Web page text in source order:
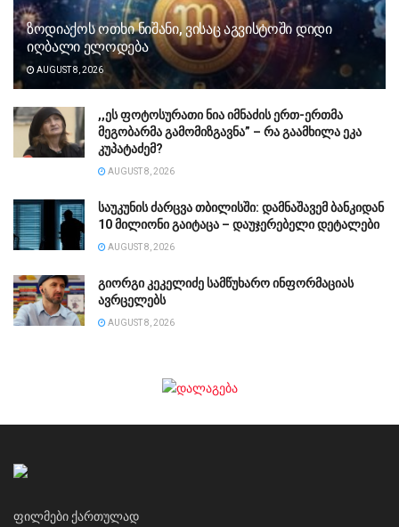
ზოდიაქოს ოთხი ნიშანი, ვისაც აგვისტოში დიდი
იღბალი ელოდება
AUGUST 8, 2026
,,ეს ფოტოსურათი ნია იმნაძის ერთ-ერთმა
მეგობარმა გამომიზგავნა” – რა გაამხილა ეკა
კუპატაძემ?
AUGUST 8, 2026
საუკუნის ძარცვა თბილისში: დამნაშავემ ბანკიდან
10 მილიონი გაიტაცა – დაუჯერებელი დეტალები
AUGUST 8, 2026
გიორგი კეკელიძე სამწუხარო ინფორმაციას
ავრცელებს
AUGUST 8, 2026
ფილმები ქართულად